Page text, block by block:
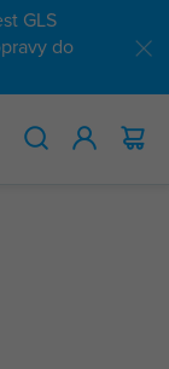
GLS
do
HĽADAŤ